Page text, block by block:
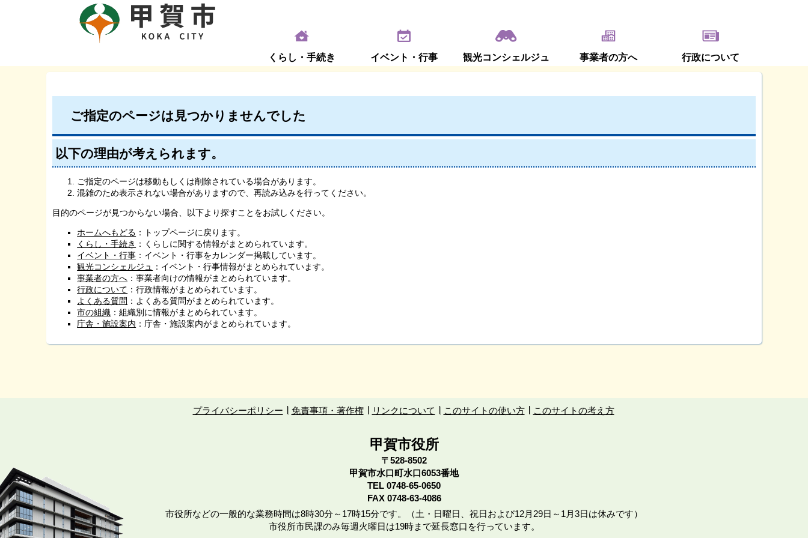
くらし・手続き イベント・行事 観光コンシェルジュ 事業者の方へ 行政について
ご指定のページは見つかりませんでした
以下の理由が考えられます。
ご指定のページは移動もしくは削除されている場合があります。
混雑のため表示されない場合がありますので、再読み込みを行ってください。
目的のページが見つからない場合、以下より探すことをお試しください。
ホームへもどる ：トップページに戻ります。
くらし・手続き ：くらしに関する情報がまとめられています。
イベント・行事 ：イベント・行事をカレンダー掲載しています。
観光コンシェルジュ ：イベント・行事情報がまとめられています。
事業者の方へ ：事業者向けの情報がまとめられています。
行政について ：行政情報がまとめられています。
よくある質問 ：よくある質問がまとめられています。
市の組織 ：組織別に情報がまとめられています。
庁舎・施設案内 ：庁舎・施設案内がまとめられています。
プライバシーポリシー 免責事項・著作権 リンクについて このサイトの使い方 このサイトの考え方
甲賀市役所
〒528-8502
甲賀市水口町水口6053番地
TEL 0748-65-0650
FAX 0748-63-4086
市役所などの一般的な業務時間は8時30分～17時15分です。（土・日曜日、祝日および12月29日～1月3日は休みです）
市役所市民課のみ毎週火曜日は19時まで延長窓口を行っています。